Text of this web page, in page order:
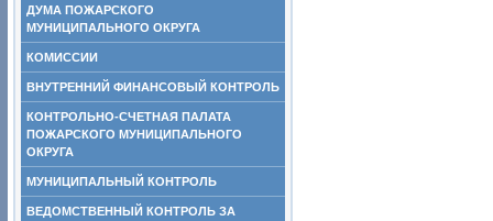
ДУМА ПОЖАРСКОГО
МУНИЦИПАЛЬНОГО ОКРУГА
КОМИССИИ
ВНУТРЕННИЙ ФИНАНСОВЫЙ КОНТРОЛЬ
КОНТРОЛЬНО-СЧЕТНАЯ ПАЛАТА
ПОЖАРСКОГО МУНИЦИПАЛЬНОГО
ОКРУГА
МУНИЦИПАЛЬНЫЙ КОНТРОЛЬ
ВЕДОМСТВЕННЫЙ КОНТРОЛЬ ЗА